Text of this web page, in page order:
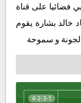
فضائيا على قناة
خالد بشارة يقوم
و سموحة
4-2-3-1